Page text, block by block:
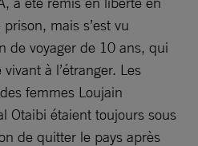
mais s’est vu
de voyager de 10 ans, qui
à l’étranger. Les
femmes Loujain
Otaibi étaient toujours sous
de quitter le pays après